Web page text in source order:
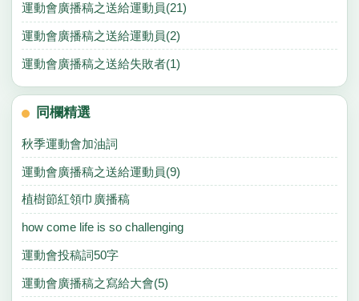
運動會廣播稿之送給運動員(21)
運動會廣播稿之送給運動員(2)
運動會廣播稿之送給失敗者(1)
同欄精選
秋季運動會加油詞
運動會廣播稿之送給運動員(9)
植樹節紅領巾廣播稿
how come life is so challenging
運動會投稿詞50字
運動會廣播稿之寫給大會(5)